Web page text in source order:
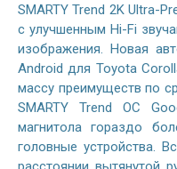
SMARTY Trend 2K Ultra-
с улучшенным Hi-Fi
изображения. Новая
Android для Toyota
массу преимуществ по
SMARTY Trend ОС
магнитола гораздо
головные устройства.